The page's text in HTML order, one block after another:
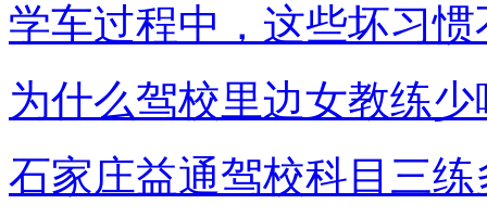
学车过程中，这些坏习惯
为什么驾校里边女教练少
石家庄益通驾校科目三练